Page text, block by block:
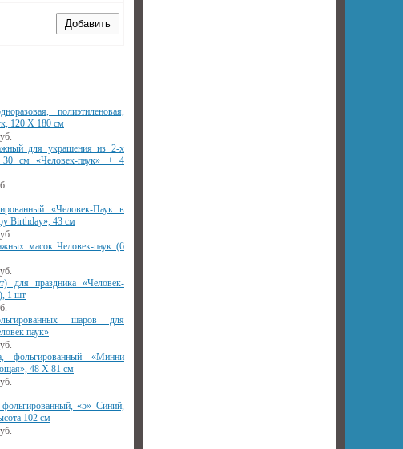
полиэтиленовая,
120 Х 180 см
для украшения из 2-х
см «Человек-паук» + 4
«Человек-Паук в
Birthday», 43 см
масок Человек-паук (6
для праздника «Человек-
1 шт
шаров для
паук»
фольгированный «Минни
48 Х 81 см
«5» Синий,
102 см